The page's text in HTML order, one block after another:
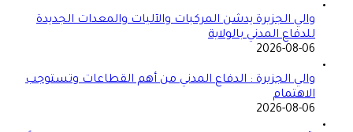
والي الجزيرة يدشن المركبات والآليات والمعدات الجديدة
للدفاع المدني بالولاية
2026-08-06
والي الجزيرة : الدفاع المدني من أهم القطاعات وتستوجب
الاهتمام
2026-08-06